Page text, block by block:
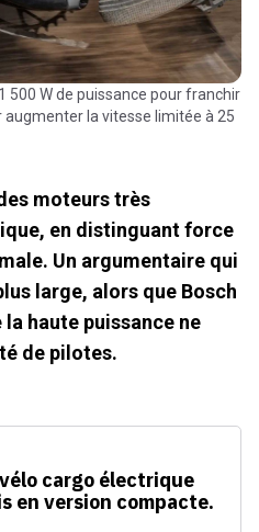
la vitesse limitée à 25
moteurs très
en distinguant force
Un argumentaire qui
large, alors que Bosch
haute puissance ne
de pilotes.